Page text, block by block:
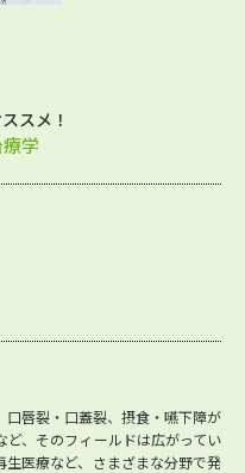
スメ！
学
唇裂・口蓋裂、摂食・嚥下障が
ど、そのフィールドは広がってい
生医療など、さまざまな分野で発